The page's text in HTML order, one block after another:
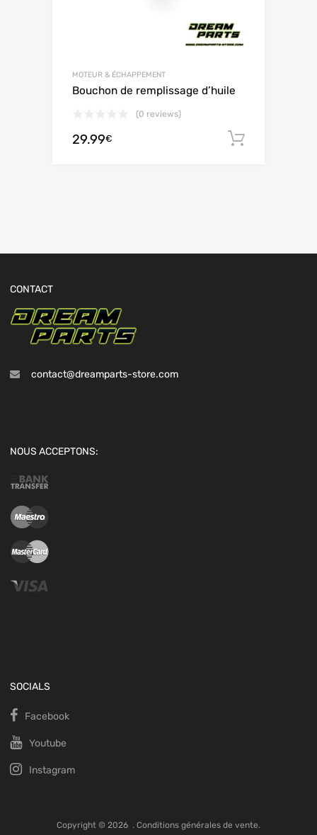
MOTEUR & ÉCHAPPEMENT
Bouchon de remplissage d’huile
(0 reviews)
29.99€
CONTACT
contact@dreamparts-store.com
NOUS ACCEPTONS:
SOCIALS
Facebook
Youtube
Instagram
Copyright © 2026 . Conditions générales de vente.